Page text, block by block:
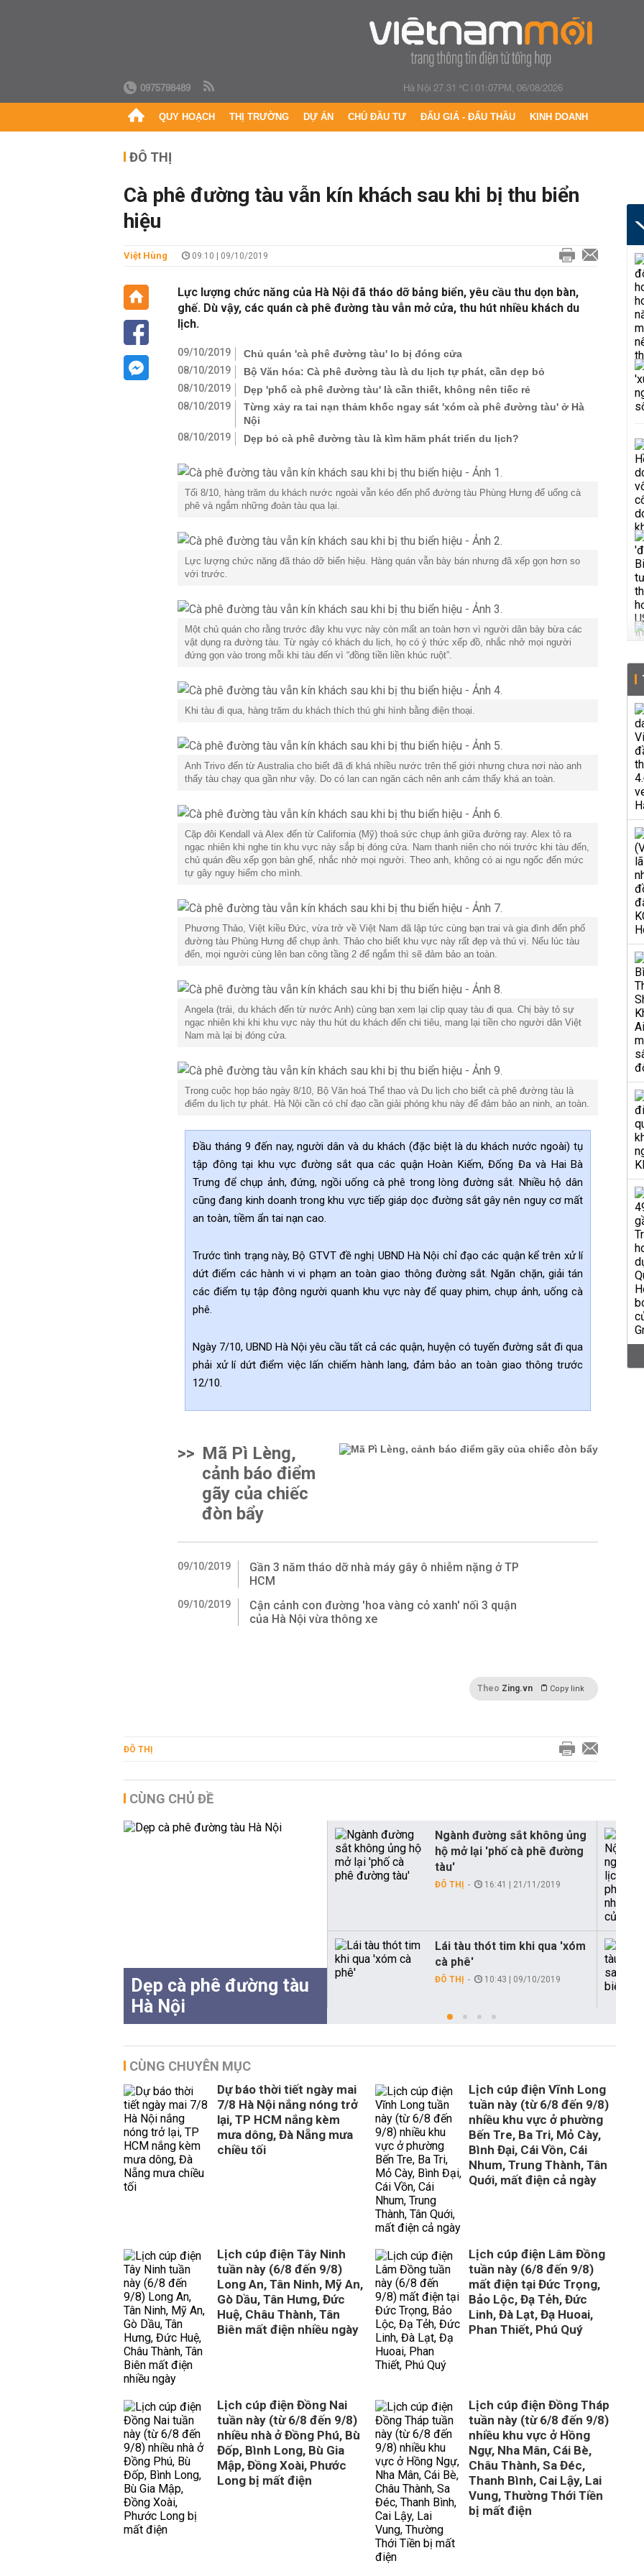
0975798489 Hà Nội 27.31 °C|01:07PM, 06/08/2026
QUY HOẠCH THỊ TRƯỜNG DỰ ÁN CHỦ ĐẦU TƯ ĐẤU GIÁ - ĐẤU THẦU KINH DOANH
ĐÔ THỊ
Cà phê đường tàu vẫn kín khách sau khi bị thu biển
hiệu
Việt Hùng 09:10 | 09/10/2019
Lực lượng chức năng của Hà Nội đã tháo dỡ bảng biển, yêu cầu thu dọn bàn,
ghế. Dù vậy, các quán cà phê đường tàu vẫn mở cửa, thu hút nhiều khách du
lịch.
09/10/2019
Chủ quán 'cà phê đường tàu' lo bị đóng cửa
08/10/2019
Bộ Văn hóa: Cà phê đường tàu là du lịch tự phát, cần dẹp bỏ
08/10/2019
Dẹp 'phố cà phê đường tàu' là cần thiết, không nên tiếc rẻ
08/10/2019
Từng xảy ra tai nạn thảm khốc ngay sát 'xóm cà phê đường tàu' ở Hà
Nội
08/10/2019
Dẹp bỏ cà phê đường tàu là kìm hãm phát triển du lịch?
Tối 8/10, hàng trăm du khách nước ngoài vẫn kéo đến phố đường tàu Phùng Hưng để uống cà
phê và ngắm những đoàn tàu qua lại.
Lực lượng chức năng đã tháo dỡ biển hiệu. Hàng quán vẫn bày bán nhưng đã xếp gọn hơn so
với trước.
Một chủ quán cho rằng trước đây khu vực này còn mất an toàn hơn vì người dân bày bừa các
vật dụng ra đường tàu. Từ ngày có khách du lịch, họ có ý thức xếp đồ, nhắc nhở mọi người
đứng gọn vào trong mỗi khi tàu đến vì “đồng tiền liền khúc ruột”.
Khi tàu đi qua, hàng trăm du khách thích thú ghi hình bằng điện thoại.
Anh Trivo đến từ Australia cho biết đã đi khá nhiều nước trên thế giới nhưng chưa nơi nào anh
thấy tàu chạy qua gần như vậy. Do có lan can ngăn cách nên anh cảm thấy khá an toàn.
Cặp đôi Kendall và Alex đến từ California (Mỹ) thoả sức chụp ảnh giữa đường ray. Alex tỏ ra
ngạc nhiên khi nghe tin khu vực này sắp bị đóng cửa. Nam thanh niên cho nói trước khi tàu đến,
chủ quán đều xếp gọn bàn ghế, nhắc nhở mọi người. Theo anh, không có ai ngu ngốc đến mức
tự gây nguy hiểm cho mình.
Phương Thảo, Việt kiều Đức, vừa trở về Việt Nam đã lập tức cùng bạn trai và gia đình đến phố
đường tàu Phùng Hưng để chụp ảnh. Thảo cho biết khu vực này rất đẹp và thú vị. Nếu lúc tàu
đến, mọi người cùng lên ban công tầng 2 để ngắm thì sẽ đảm bảo an toàn.
Angela (trái, du khách đến từ nước Anh) cùng bạn xem lại clip quay tàu đi qua. Chị bày tỏ sự
ngạc nhiên khi khi khu vực này thu hút du khách đến chi tiêu, mang lại tiền cho người dân Việt
Nam mà lại bị đóng cửa.
Trong cuộc họp báo ngày 8/10, Bộ Văn hoá Thể thao và Du lịch cho biết cà phê đường tàu là
điểm du lịch tự phát. Hà Nội cần có chỉ đạo cần giải phóng khu này để đảm bảo an ninh, an toàn.
Đầu tháng 9 đến nay, người dân và du khách (đặc biệt là du khách nước ngoài) tụ
tập đông tại khu vực đường sắt qua các quận Hoàn Kiếm, Đống Đa và Hai Bà
Trưng để chụp ảnh, đứng, ngồi uống cà phê trong lòng đường sắt. Nhiều hộ dân
cũng đang kinh doanh trong khu vực tiếp giáp dọc đường sắt gây nên nguy cơ mất
an toàn, tiềm ẩn tai nạn cao.
Trước tình trạng này, Bộ GTVT đề nghị UBND Hà Nội chỉ đạo các quận kể trên xửlí
dứt điểm các hành vi vi phạm an toàn giao thông đường sắt. Ngăn chặn, giải tán
các điểm tụ tập đông người quanh khu vực này để quay phim, chụp ảnh, uống cà
phê.
Ngày 7/10, UBND Hà Nội yêu cầu tất cả các quận, huyện có tuyến đường sắt đi qua
phải xửlídứt điểm việc lấn chiếm hành lang, đảm bảo an toàn giao thông trước
12/10.
>> Mã Pì Lèng,
cảnh báo điểm
gãy của chiếc
đòn bẩy
09/10/2019
Gần 3 năm tháo dỡ nhà máy gây ô nhiễm nặng ở TP
HCM
09/10/2019
Cận cảnh con đường 'hoa vàng cỏ xanh' nối 3 quận
của Hà Nội vừa thông xe
Theo Zing.vn Copy link
ĐÔ THỊ
CÙNG CHỦ ĐỀ
Dẹp cà phê đường tàu
Hà Nội
Ngành đường sắt không ủng
hộ mở lại 'phố cà phê đường
tàu'
ĐÔ THỊ 16:41 | 21/11/2019
Lái tàu thót tim khi qua 'xóm
cà phê'
ĐÔ THỊ 10:43 | 09/10/2019
CÙNG CHUYÊN MỤC
Dự báo thời tiết ngày mai
7/8 Hà Nội nắng nóng trở
lại, TP HCM nắng kèm
mưa dông, Đà Nẵng mưa
chiều tối
Lịch cúp điện Vĩnh Long
tuần này (từ 6/8 đến 9/8)
nhiều khu vực ở phường
Bến Tre, Ba Tri, Mỏ Cày,
Bình Đại, Cái Vồn, Cái
Nhum, Trung Thành, Tân
Quới, mất điện cả ngày
Lịch cúp điện Tây Ninh
tuần này (6/8 đến 9/8)
Long An, Tân Ninh, Mỹ An,
Gò Dầu, Tân Hưng, Đức
Huệ, Châu Thành, Tân
Biên mất điện nhiều ngày
Lịch cúp điện Lâm Đồng
tuần này (6/8 đến 9/8)
mất điện tại Đức Trọng,
Bảo Lộc, Đạ Tẻh, Đức
Linh, Đà Lạt, Đạ Huoai,
Phan Thiết, Phú Quý
Lịch cúp điện Đồng Nai
tuần này (từ 6/8 đến 9/8)
nhiều nhà ở Đồng Phú, Bù
Đốp, Bình Long, Bù Gia
Mập, Đồng Xoài, Phước
Long bị mất điện
Lịch cúp điện Đồng Tháp
tuần này (từ 6/8 đến 9/8)
nhiều khu vực ở Hồng
Ngự, Nha Mân, Cái Bè,
Châu Thành, Sa Đéc,
Thanh Bình, Cai Lậy, Lai
Vung, Thường Thới Tiền
bị mất điện